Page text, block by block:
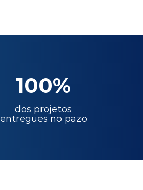
100%
dos projetos
entregues no pazo